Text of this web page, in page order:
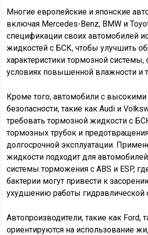
Многие европейские и японские
включая Mercedes-Benz, BMW и
спецификации своих автомобилей
жидкостей с БСК, чтобы улучшить
характеристики тормозной системы,
условиях повышенной влажности и
Кроме того, автомобили с
безопасности, такие как Audi и
требовать тормозной жидкости с
тормозных трубок и
долгосрочной эксплуатации.
жидкости подходит для
системы торможения с ABS и ESP,
бактерии могут привести к
ухудшению работы гидравлической
Автопроизводители, такие как Ford,
ориентируются на использование